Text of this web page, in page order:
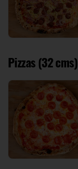
Pizzas (32 cms)